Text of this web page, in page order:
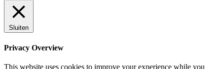
Sluiten
Privacy Overview
This website uses cookies to improve your experience while you